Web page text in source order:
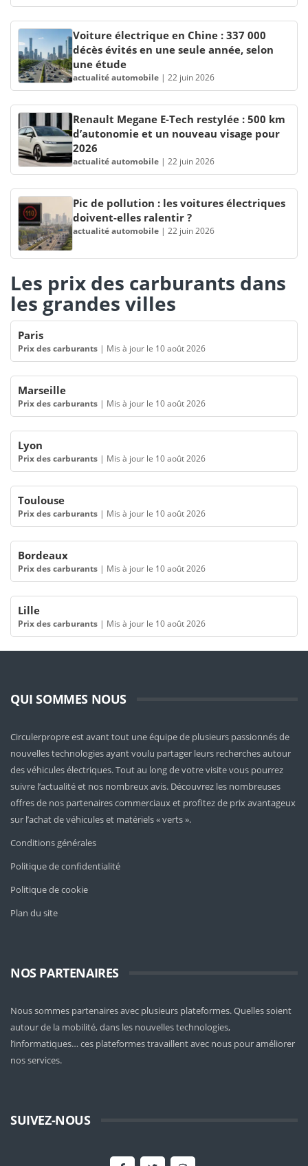
Voiture électrique en Chine : 337 000
décès évités en une seule année, selon
une étude
actualité automobile | 22 juin 2026
Renault Megane E-Tech restylée : 500 km
d’autonomie et un nouveau visage pour
2026
actualité automobile | 22 juin 2026
Pic de pollution : les voitures électriques
doivent-elles ralentir ?
actualité automobile | 22 juin 2026
Les prix des carburants dans
les grandes villes
Paris
Prix des carburants | Mis à jour le 10 août 2026
Marseille
Prix des carburants | Mis à jour le 10 août 2026
Lyon
Prix des carburants | Mis à jour le 10 août 2026
Toulouse
Prix des carburants | Mis à jour le 10 août 2026
Bordeaux
Prix des carburants | Mis à jour le 10 août 2026
Lille
Prix des carburants | Mis à jour le 10 août 2026
QUI SOMMES NOUS
Circulerpropre est avant tout une équipe de plusieurs passionnés de
nouvelles technologies ayant voulu partager leurs recherches autour
des véhicules électriques. Tout au long de votre visite vous pourrez
suivre l’actualité et nos nombreux avis. Découvrez les nombreuses
offres de nos partenaires commerciaux et profitez de prix avantageux
sur l’achat de véhicules et matériels « verts ».
Conditions générales
Politique de confidentialité
Politique de cookie
Plan du site
NOS PARTENAIRES
Nous sommes partenaires avec plusieurs plateformes. Quelles soient
autour de la mobilité, dans les nouvelles technologies,
l’informatiques… ces plateformes travaillent avec nous pour améliorer
nos services.
SUIVEZ-NOUS